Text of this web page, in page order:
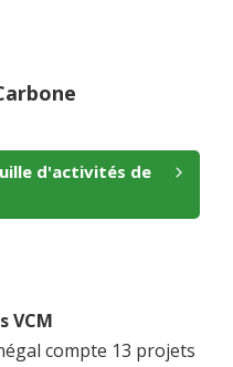
d'activités de
VCM
compte 13 projets